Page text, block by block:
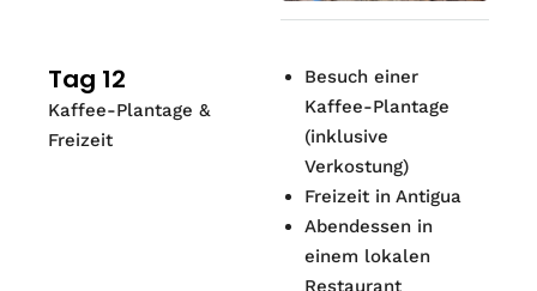
Tag 12
Kaffee-Plantage &
Freizeit
Besuch einer
Kaffee-Plantage
(inklusive
Verkostung)
Freizeit in Antigua
Abendessen in
einem lokalen
Restaurant